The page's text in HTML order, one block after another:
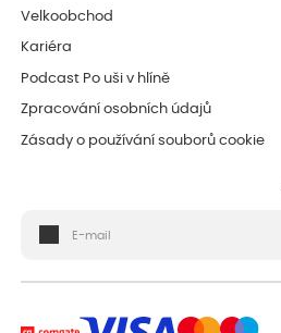
Velkoobchod
Kariéra
Podcast Po uši v hlíně
Zpracování osobních údajů
Zásady o používání souborů cookie